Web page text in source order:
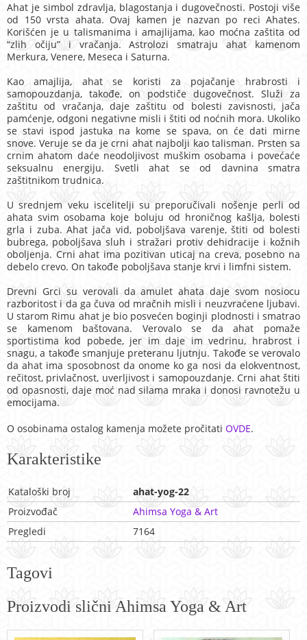
Ahat je simbol zdravlja, blagostanja i dugovečnosti. Postoji više
od 150 vrsta ahata. Ovaj kamen je nazvan po reci Ahates.
Korišćen je u talismanima i amajlijama, kao moćna zaštita od
“zlih očiju” i vračanja. Astrolozi smatraju ahat kamenom
Merkura, Venere, Meseca i Saturna.
Kao amajlija, ahat se koristi za pojačanje hrabrosti i
samopouzdanja, takođe, on podstiče dugovečnost. Služi za
zaštitu od vračanja, daje zaštitu od bolesti zavisnosti, jača
pamćenje, odgoni negativne misli i štiti od noćnih mora. Ukoliko
se stavi ispod jastuka na kome se spava, on će dati mirne
snove. Veruje se da je crni ahat najbolji kao talisman. Prsten sa
crnim ahatom daće neodoljivost muškim osobama i povećaće
seksualnu energiju. Svetli ahat se od davnina smatra
zaštitnikom trudnica.
U srednjem veku iscelitelji su preporučivali nošenje perli od
ahata svim osobama koje boluju od hroničnog kašlja, bolesti
grla i zuba. Ahat jača vid, poboljšava varenje, štiti od bolesti
bubrega, poboljšava sluh i stražari protiv dehidracije i kožnih
oboljenja. Crni ahat ima pozitivan uticaj na creva, posebno na
debelo crevo. On takođe poboljšava stanje krvi i limfni sistem.
Drevni Grci su verovali da amulet ahata daje svom nosiocu
razboritost i da ga čuva od mračnih misli i neuzvraćene ljubavi.
U starom Rimu ahat je bio posvećen boginji plodnosti i smatrao
se kamenom baštovana. Verovalo se da ahat pomaže
sportistima kod pobede, jer im daje im vedrinu, hrabrost i
snagu, a takođe smanjuje preteranu ljutnju. Takođe se verovalo
da ahat ima sposobnost da onome ko ga nosi da elokventnost,
rečitost, privlačnost, uverljivost i samopouzdanje. Crni ahat štiti
od opasnosti, daje moć nad silama mraka i donosi ravnotežu u
emocijama.
O osobinama ostalog kamenja možete pročitati OVDE.
Karakteristike
Kataloški broj
ahat-yog-22
Proizvođač
Ahimsa Yoga & Art
Pregledi
7164
Tagovi
Proizvodi slični Ahimsa Yoga & Art